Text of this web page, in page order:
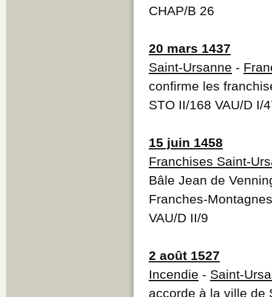
CHAP/B 26
20 mars 1437
Saint-Ursanne -
confirme les
STO II/168 VAU/D I/
15 juin 1458
Franchises Saint-
Bâle Jean de
Franches-Montagnes
VAU/D II/9
2 août 1527
Incendie - Saint-
accorde à la ville de